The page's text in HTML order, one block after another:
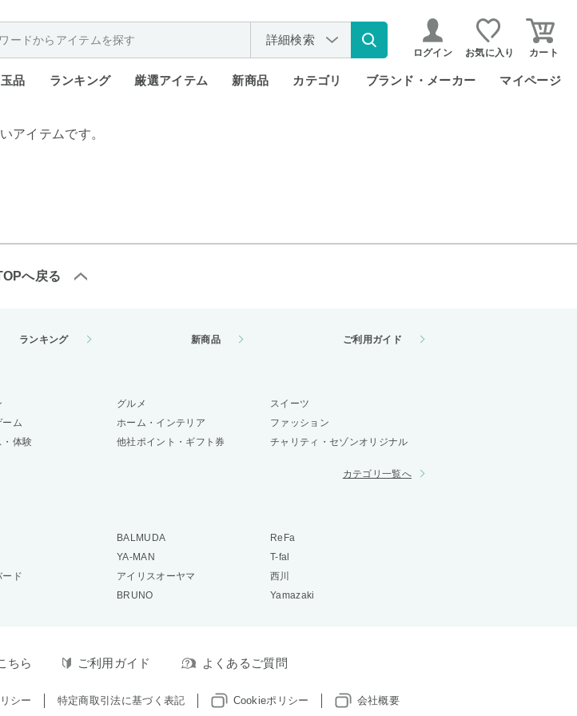
詳細検索
ログイン お気に入り カート
玉品 ランキング 厳選アイテム 新商品 カテゴリ ブランド・メーカー マイページ
アイテムです。
へ戻る
ランキング 新商品 ご利用ガイド
グルメ
スイーツ
ーム ホーム・インテリア
ファッション
・体験 他社ポイント・ギフト券 チャリティ・セゾンオリジナル
カテゴリ一覧へ
BALMUDA
ReFa
YA-MAN
T-fal
ード アイリスオーヤマ
西川
BRUNO Yamazaki
ちら ご利用ガイド よくあるご質問
シー 特定商取引法に基づく表記 Cookieポリシー 会社概要